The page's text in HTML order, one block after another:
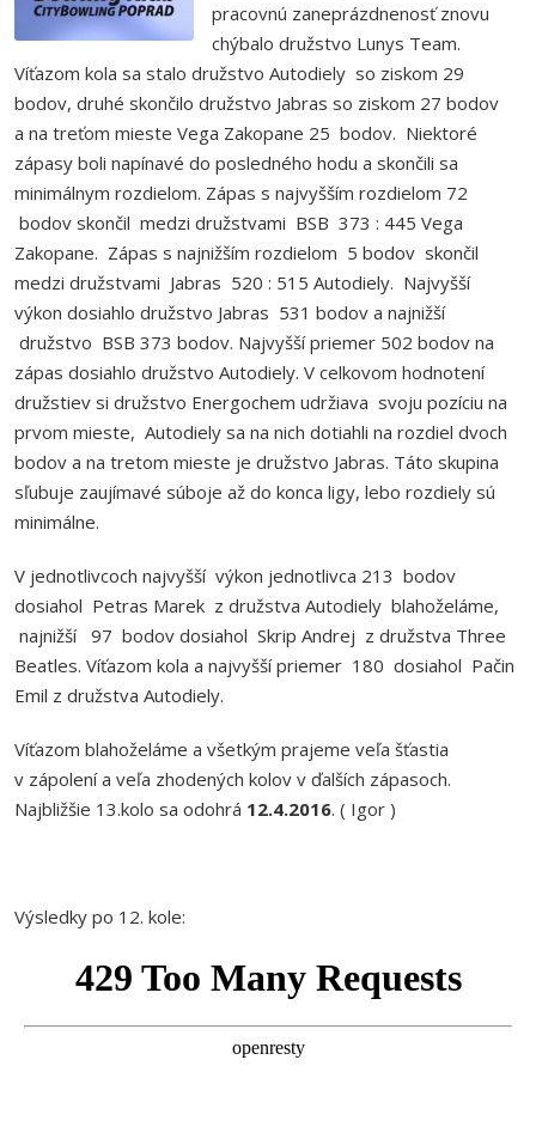
pracovnú zaneprázdnenosť znovu
chýbalo družstvo Lunys Team.
Víťazom kola sa stalo družstvo Autodiely so ziskom 29
bodov, druhé skončilo družstvo Jabras so ziskom 27 bodov
a na treťom mieste Vega Zakopane 25 bodov. Niektoré
zápasy boli napínavé do posledného hodu a skončili sa
minimálnym rozdielom. Zápas s najvyšším rozdielom 72
bodov skončil medzi družstvami BSB 373 : 445 Vega
Zakopane. Zápas s najnižším rozdielom 5 bodov skončil
medzi družstvami Jabras 520 : 515 Autodiely. Najvyšší
výkon dosiahlo družstvo Jabras 531 bodov a najnižší
družstvo BSB 373 bodov. Najvyšší priemer 502 bodov na
zápas dosiahlo družstvo Autodiely. V celkovom hodnotení
družstiev si družstvo Energochem udržiava svoju pozíciu na
prvom mieste, Autodiely sa na nich dotiahli na rozdiel dvoch
bodov a na tretom mieste je družstvo Jabras. Táto skupina
sľubuje zaujímavé súboje až do konca ligy, lebo rozdiely sú
minimálne.
V jednotlivcoch najvyšší výkon jednotlivca 213 bodov
dosiahol Petras Marek z družstva Autodiely blahoželáme,
najnižší 97 bodov dosiahol Skrip Andrej z družstva Three
Beatles. Víťazom kola a najvyšší priemer 180 dosiahol Pačin
Emil z družstva Autodiely.
Víťazom blahoželáme a všetkým prajeme veľa šťastia
v zápolení a veľa zhodených kolov v ďalších zápasoch.
Najbližšie 13.kolo sa odohrá 12.4.2016. ( Igor )
Výsledky po 12. kole: